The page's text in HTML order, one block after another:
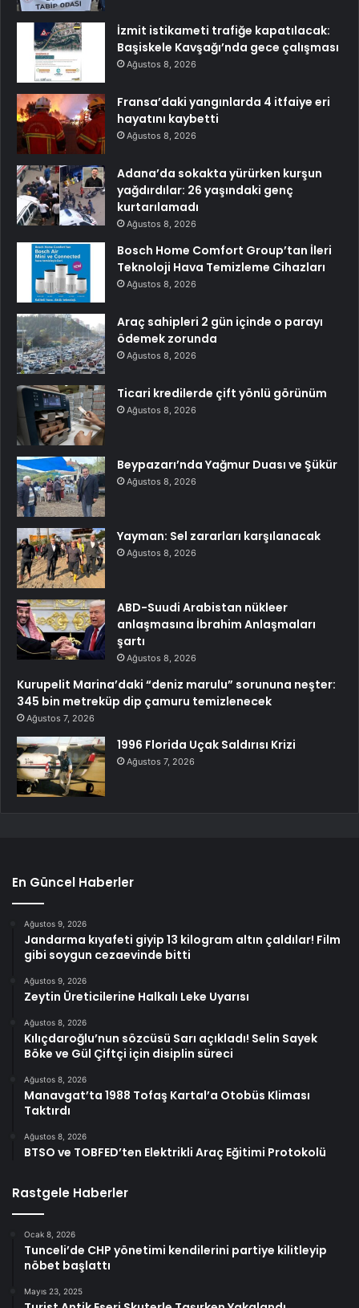
İzmit istikameti trafiğe kapatılacak:
Başiskele Kavşağı’nda gece çalışması
Ağustos 8, 2026
Fransa’daki yangınlarda 4 itfaiye eri
hayatını kaybetti
Ağustos 8, 2026
Adana’da sokakta yürürken kurşun
yağdırdılar: 26 yaşındaki genç
kurtarılamadı
Ağustos 8, 2026
Bosch Home Comfort Group’tan İleri
Teknoloji Hava Temizleme Cihazları
Ağustos 8, 2026
Araç sahipleri 2 gün içinde o parayı
ödemek zorunda
Ağustos 8, 2026
Ticari kredilerde çift yönlü görünüm
Ağustos 8, 2026
Beypazarı’nda Yağmur Duası ve Şükür
Ağustos 8, 2026
Yayman: Sel zararları karşılanacak
Ağustos 8, 2026
ABD-Suudi Arabistan nükleer
anlaşmasına İbrahim Anlaşmaları
şartı
Ağustos 8, 2026
Kurupelit Marina’daki “deniz marulu” sorununa neşter:
345 bin metreküp dip çamuru temizlenecek
Ağustos 7, 2026
1996 Florida Uçak Saldırısı Krizi
Ağustos 7, 2026
En Güncel Haberler
Ağustos 9, 2026
Jandarma kıyafeti giyip 13 kilogram altın çaldılar! Film
gibi soygun cezaevinde bitti
Ağustos 9, 2026
Zeytin Üreticilerine Halkalı Leke Uyarısı
Ağustos 8, 2026
Kılıçdaroğlu’nun sözcüsü Sarı açıkladı! Selin Sayek
Böke ve Gül Çiftçi için disiplin süreci
Ağustos 8, 2026
Manavgat’ta 1988 Tofaş Kartal’a Otobüs Kliması
Taktırdı
Ağustos 8, 2026
BTSO ve TOBFED’ten Elektrikli Araç Eğitimi Protokolü
Rastgele Haberler
Ocak 8, 2026
Tunceli’de CHP yönetimi kendilerini partiye kilitleyip
nöbet başlattı
Mayıs 23, 2025